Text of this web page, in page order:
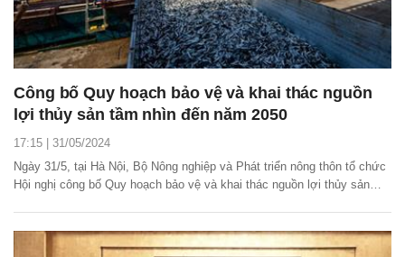
Công bố Quy hoạch bảo vệ và khai thác nguồn
lợi thủy sản tầm nhìn đến năm 2050
17:15 | 31/05/2024
Ngày 31/5, tại Hà Nội, Bộ Nông nghiệp và Phát triển nông thôn tổ chức
Hội nghị công bố Quy hoạch bảo vệ và khai thác nguồn lợi thủy sản